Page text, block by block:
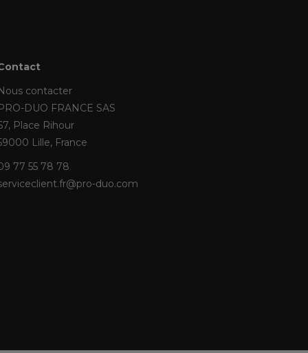
contacter
DUO FRANCE SAS
Place Rihour
Lille, France
77 55 78 78
duo.com